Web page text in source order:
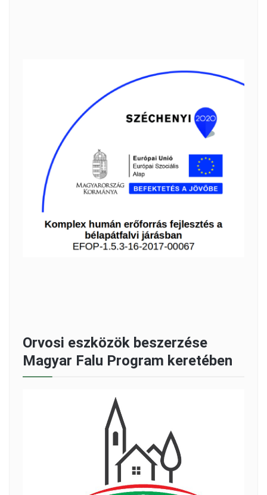
Orvosi eszközök beszerzése
Magyar Falu Program keretében